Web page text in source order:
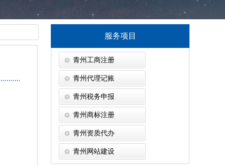
服务项目
青州工商注册
青州代理记账
青州税务申报
青州商标注册
青州资质代办
青州网站建设